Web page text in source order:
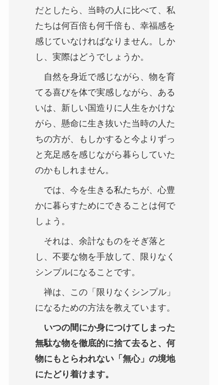
だとしたら、当時の人に比べて、私
たちは何百倍も何千倍も、幸福感を
感じていなければなりません。しか
し、実際はどうでしょうか。
自然を身近で感じながら、物を育
てる喜びを体で実感しながら、ある
いは、新しい国造りに人生をかけな
がら、懸命に生き抜いた当時の人た
ちの方が、もしかすると今よりずっ
と充足感を感じながら暮らしていた
のかもしれません。
では、今を生きる私たちが、心豊
かに暮らすためにできることは何で
しょう。
それは、余計なものをそぎ落と
し、不要な物を手放して、限りなく
シンプルになることです。
禅は、この「限りなくシンプル」
になるための方法を教えています。
いつの間にか身につけてしまった
無駄な物を徹底的に捨て去ると、何
物にもとらわれない「無心」の境地
にたどり着けます。